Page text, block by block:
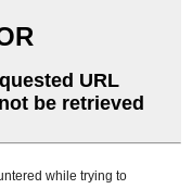
Swahili
Tajik
Telugu
Ukrainian